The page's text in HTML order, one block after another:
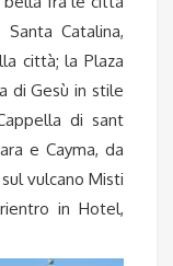
Catalina,
città; la Plaza
di Gesù in stile
di sant
e Cayma, da
vulcano Misti
in Hotel,